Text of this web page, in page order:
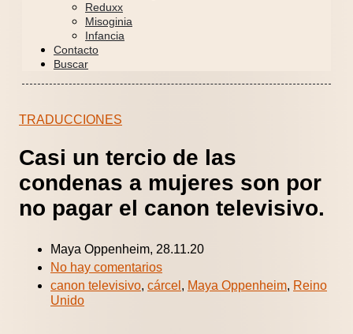
Reduxx
Misoginia
Infancia
Contacto
Buscar
TRADUCCIONES
Casi un tercio de las
condenas a mujeres son por
no pagar el canon televisivo.
Maya Oppenheim, 28.11.20
No hay comentarios
canon televisivo, cárcel , Maya Oppenheim, Reino
Unido